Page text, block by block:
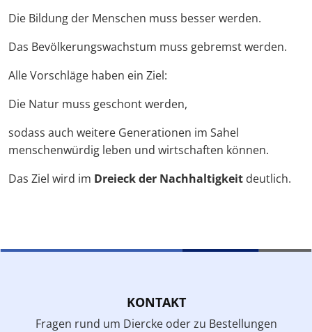
Die Bildung der Menschen muss besser werden.
Das Bevölkerungswachstum muss gebremst werden.
Alle Vorschläge haben ein Ziel:
Die Natur muss geschont werden,
sodass auch weitere Generationen im Sahel
menschenwürdig leben und wirtschaften können.
Das Ziel wird im Dreieck der Nachhaltigkeit deutlich.
KONTAKT
Fragen rund um Diercke oder zu Bestellungen